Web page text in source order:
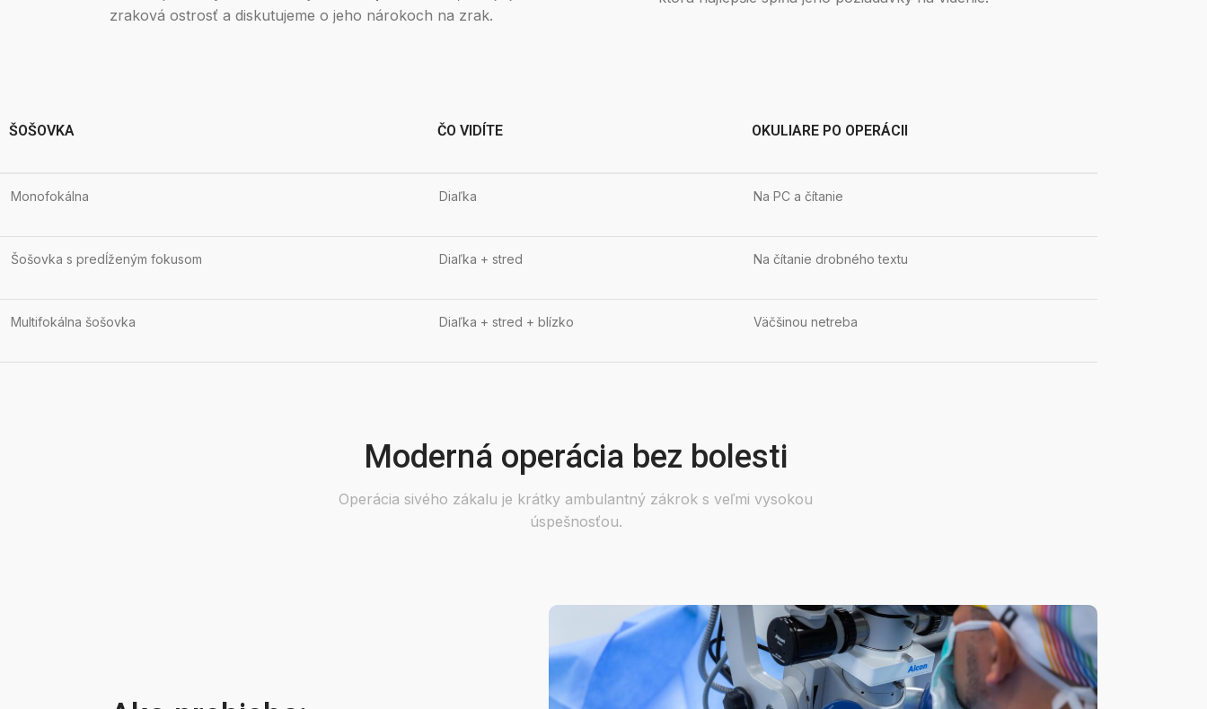
zraková ostrosť a diskutujeme o jeho nárokoch na zrak.
ŠOŠOVKA ČO VIDÍTE OKULIARE PO OPERÁCII
Monofokálna Diaľka Na PC a čítanie
Šošovka s predĺženým fokusom Diaľka + stred Na čítanie drobného textu
Multifokálna šošovka Diaľka + stred + blízko Väčšinou netreba
Moderná operácia bez bolesti
Operácia sivého zákalu je krátky ambulantný zákrok s veľmi vysokou
úspešnosťou.